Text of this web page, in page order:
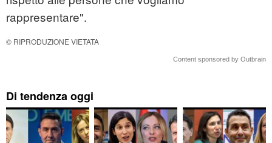
rappresentare".
© RIPRODUZIONE VIETATA
Content sponsored by Outbrain
Di tendenza oggi